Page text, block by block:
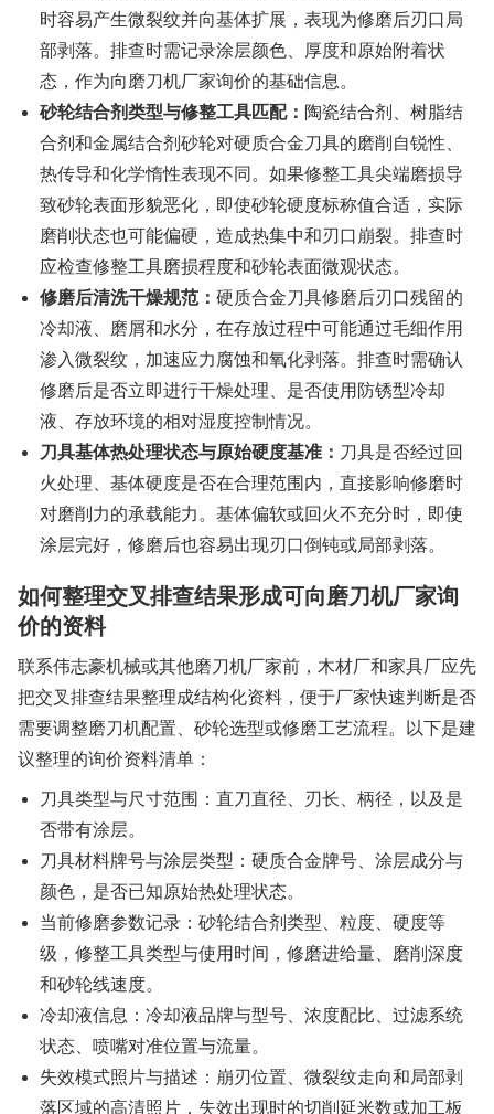
时容易产生微裂纹并向基体扩展，表现为修磨后刃口局
部剥落。排查时需记录涂层颜色、厚度和原始附着状
态，作为向磨刀机厂家询价的基础信息。
砂轮结合剂类型与修整工具匹配： 陶瓷结合剂、树脂结
合剂和金属结合剂砂轮对硬质合金刀具的磨削自锐性、
热传导和化学惰性表现不同。如果修整工具尖端磨损导
致砂轮表面形貌恶化，即使砂轮硬度标称值合适，实际
磨削状态也可能偏硬，造成热集中和刃口崩裂。排查时
应检查修整工具磨损程度和砂轮表面微观状态。
修磨后清洗干燥规范： 硬质合金刀具修磨后刃口残留的
冷却液、磨屑和水分，在存放过程中可能通过毛细作用
渗入微裂纹，加速应力腐蚀和氧化剥落。排查时需确认
修磨后是否立即进行干燥处理、是否使用防锈型冷却
液、存放环境的相对湿度控制情况。
刀具基体热处理状态与原始硬度基准： 刀具是否经过回
火处理、基体硬度是否在合理范围内，直接影响修磨时
对磨削力的承载能力。基体偏软或回火不充分时，即使
涂层完好，修磨后也容易出现刃口倒钝或局部剥落。
如何整理交叉排查结果形成可向磨刀机厂家询
价的资料
联系伟志豪机械或其他磨刀机厂家前，木材厂和家具厂应先
把交叉排查结果整理成结构化资料，便于厂家快速判断是否
需要调整磨刀机配置、砂轮选型或修磨工艺流程。以下是建
议整理的询价资料清单：
刀具类型与尺寸范围：直刀直径、刃长、柄径，以及是
否带有涂层。
刀具材料牌号与涂层类型：硬质合金牌号、涂层成分与
颜色，是否已知原始热处理状态。
当前修磨参数记录：砂轮结合剂类型、粒度、硬度等
级，修整工具类型与使用时间，修磨进给量、磨削深度
和砂轮线速度。
冷却液信息：冷却液品牌与型号、浓度配比、过滤系统
状态、喷嘴对准位置与流量。
失效模式照片与描述：崩刃位置、微裂纹走向和局部剥
落区域的高清照片，失效出现时的切削延米数或加工板